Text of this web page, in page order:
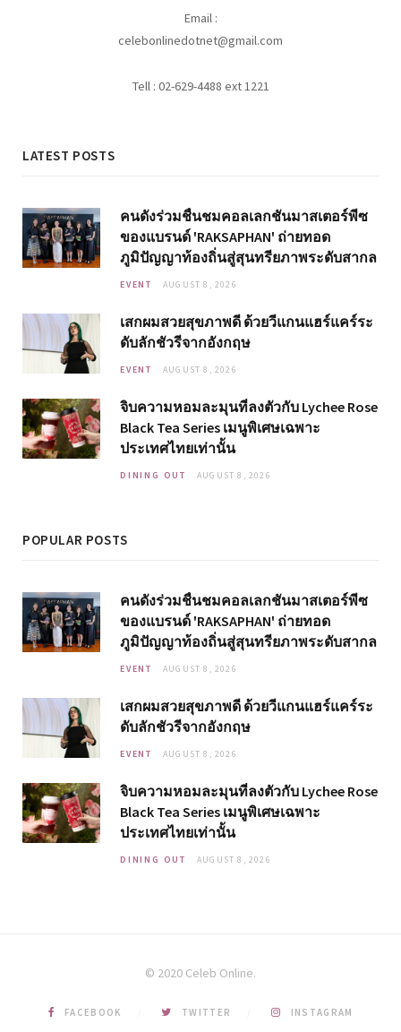
Email :
celebonlinedotnet@gmail.com
Tell : 02-629-4488 ext 1221
LATEST POSTS
คนดังร่วมชื่นชมคอลเลกชันมาสเตอร์พีซ
ของแบรนด์ 'RAKSAPHAN' ถ่ายทอด
ภูมิปัญญาท้องถิ่นสู่สุนทรียภาพระดับสากล
EVENT AUGUST 8, 2026
เสกผมสวยสุขภาพดี ด้วยวีแกนแฮร์แคร์ระ
ดับลักชัวรีจากอังกฤษ
EVENT AUGUST 8, 2026
จิบความหอมละมุนที่ลงตัวกับ Lychee Rose
Black Tea Series เมนูพิเศษเฉพาะ
ประเทศไทยเท่านั้น
DINING OUT AUGUST 8, 2026
POPULAR POSTS
คนดังร่วมชื่นชมคอลเลกชันมาสเตอร์พีซ
ของแบรนด์ 'RAKSAPHAN' ถ่ายทอด
ภูมิปัญญาท้องถิ่นสู่สุนทรียภาพระดับสากล
EVENT AUGUST 8, 2026
เสกผมสวยสุขภาพดี ด้วยวีแกนแฮร์แคร์ระ
ดับลักชัวรีจากอังกฤษ
EVENT AUGUST 8, 2026
จิบความหอมละมุนที่ลงตัวกับ Lychee Rose
Black Tea Series เมนูพิเศษเฉพาะ
ประเทศไทยเท่านั้น
DINING OUT AUGUST 8, 2026
© 2020 Celeb Online.
FACEBOOK TWITTER INSTAGRAM